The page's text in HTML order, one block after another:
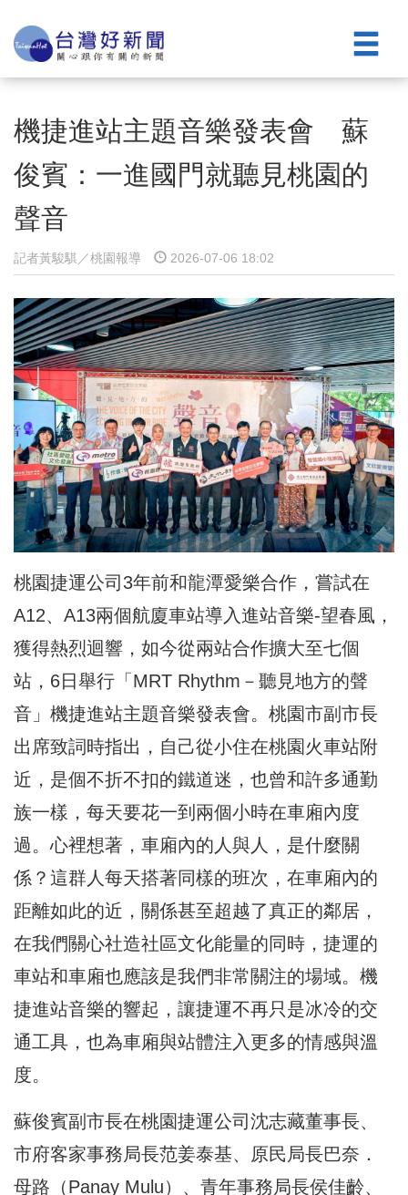
機捷進站主題音樂發表會 蘇
俊賓：一進國門就聽見桃園的
聲音
記者黃駿騏／桃園報導 2026-07-06 18:02
桃園捷運公司3年前和龍潭愛樂合作，嘗試在
A12、A13兩個航廈車站導入進站音樂-望春風，
獲得熱烈迴響，如今從兩站合作擴大至七個
站，6日舉行「MRT Rhythm－聽見地方的聲
音」機捷進站主題音樂發表會。桃園市副市長
出席致詞時指出，自己從小住在桃園火車站附
近，是個不折不扣的鐵道迷，也曾和許多通勤
族一樣，每天要花一到兩個小時在車廂內度
過。心裡想著，車廂內的人與人，是什麼關
係？這群人每天搭著同樣的班次，在車廂內的
距離如此的近，關係甚至超越了真正的鄰居，
在我們關心社造社區文化能量的同時，捷運的
車站和車廂也應該是我們非常關注的場域。機
捷進站音樂的響起，讓捷運不再只是冰冷的交
通工具，也為車廂與站體注入更多的情感與溫
度。
蘇俊賓副市長在桃園捷運公司沈志藏董事長、
市府客家事務局長范姜泰基、原民局長巴奈．
母路（Panay Mulu）、青年事務局長侯佳齡、